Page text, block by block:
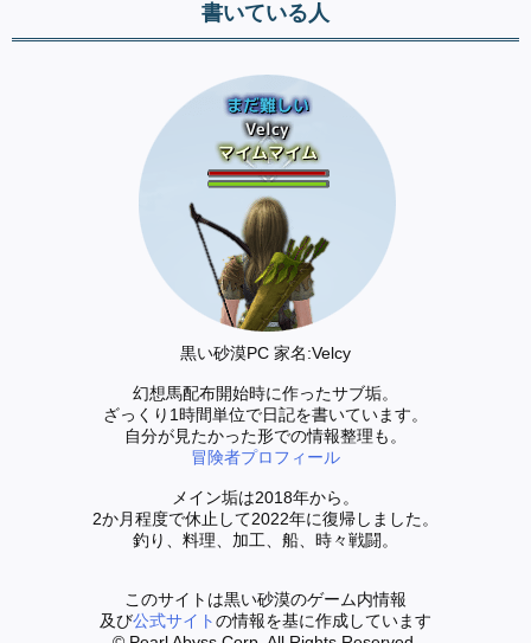
書いている人
黒い砂漠PC 家名:Velcy
幻想馬配布開始時に作ったサブ垢。
ざっくり1時間単位で日記を書いています。
自分が見たかった形での情報整理も。
冒険者プロフィール
メイン垢は2018年から。
2か月程度で休止して2022年に復帰しました。
釣り、料理、加工、船、時々戦闘。
このサイトは黒い砂漠のゲーム内情報
及び公式サイトの情報を基に作成しています